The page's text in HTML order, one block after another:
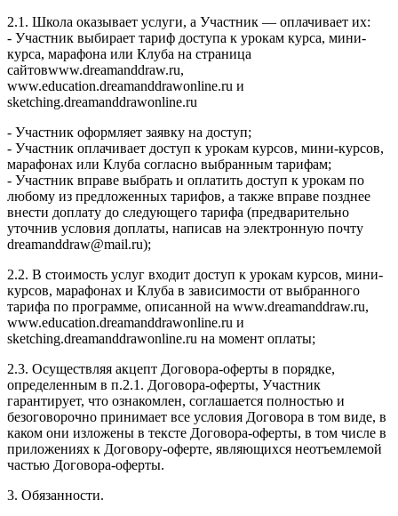
2.1. Школа оказывает услуги, а Участник — оплачивает их:
- Участник выбирает тариф доступа к урокам курса, мини-
курса, марафона или Клуба на страница
сайтовwww.dreamanddraw.ru,
www.education.dreamanddrawonline.ru и
sketching.dreamanddrawonline.ru
- Участник оформляет заявку на доступ;
- Участник оплачивает доступ к урокам курсов, мини-курсов,
марафонах или Клуба согласно выбранным тарифам;
- Участник вправе выбрать и оплатить доступ к урокам по
любому из предложенных тарифов, а также вправе позднее
внести доплату до следующего тарифа (предварительно
уточнив условия доплаты, написав на электронную почту
dreamanddraw@mail.ru);
2.2. В стоимость услуг входит доступ к урокам курсов, мини-
курсов, марафонах и Клуба в зависимости от выбранного
тарифа по программе, описанной на www.dreamanddraw.ru,
www.education.dreamanddrawonline.ru и
sketching.dreamanddrawonline.ru на момент оплаты;
2.3. Осуществляя акцепт Договора-оферты в порядке,
определенным в п.2.1. Договора-оферты, Участник
гарантирует, что ознакомлен, соглашается полностью и
безоговорочно принимает все условия Договора в том виде, в
каком они изложены в тексте Договора-оферты, в том числе в
приложениях к Договору-оферте, являющихся неотъемлемой
частью Договора-оферты.
3. Обязанности.